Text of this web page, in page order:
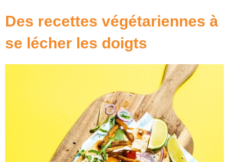
Des recettes végétariennes à
se lécher les doigts